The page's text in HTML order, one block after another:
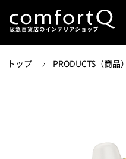
トップ PRODUCTS（商品）